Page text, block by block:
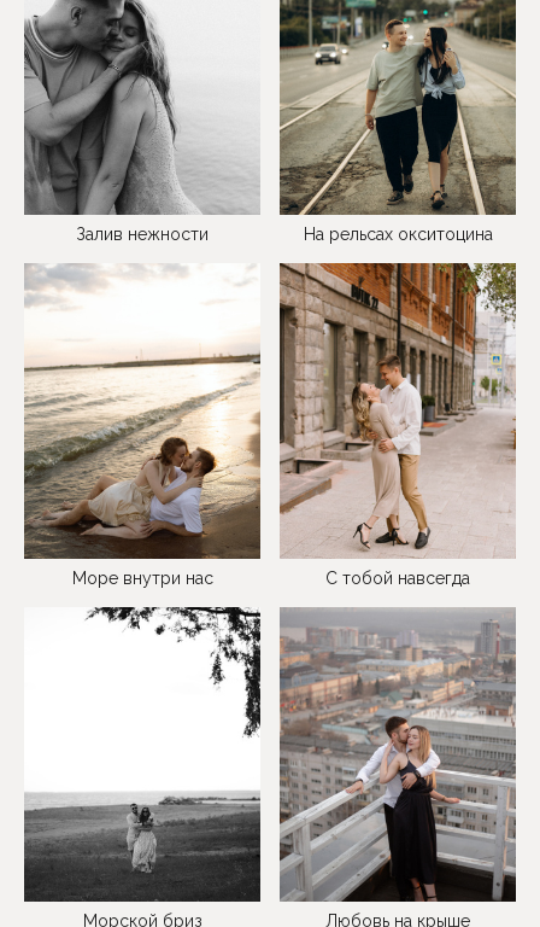
Залив нежности На рельсах окситоцина
Море внутри нас С тобой навсегда
Морской бриз Любовь на крыше